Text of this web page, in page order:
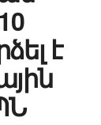
է